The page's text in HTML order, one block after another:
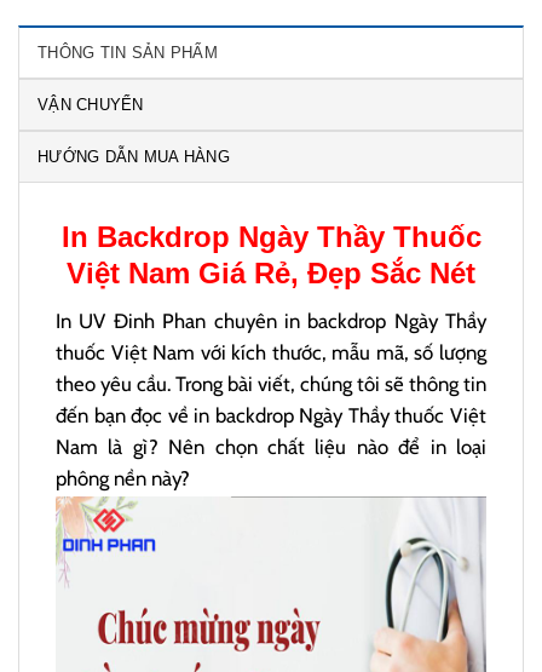
THÔNG TIN SẢN PHẨM
VẬN CHUYỂN
HƯỚNG DẪN MUA HÀNG
In Backdrop Ngày Thầy Thuốc
Việt Nam Giá Rẻ, Đẹp Sắc Nét
In UV Đinh Phan chuyên in backdrop Ngày Thầy
thuốc Việt Nam với kích thước, mẫu mã, số lượng
theo yêu cầu. Trong bài viết, chúng tôi sẽ thông tin
đến bạn đọc về in backdrop Ngày Thầy thuốc Việt
Nam là gì? Nên chọn chất liệu nào để in loại
phông nền này?